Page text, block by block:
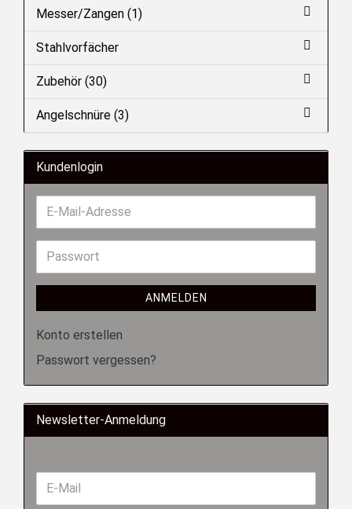
Messer/Zangen (1)
Stahlvorfächer
Zubehör (30)
Angelschnüre (3)
Kundenlogin
ANMELDEN
Konto erstellen
Passwort vergessen?
Newsletter-Anmeldung